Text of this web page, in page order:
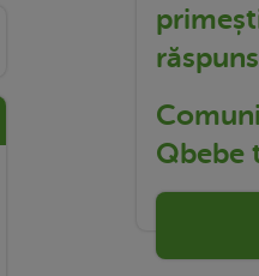
Qbebe